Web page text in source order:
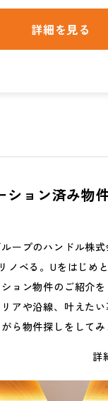
詳細を見る
ション済み物
ープのハンドル株
ノベる。Uをはじめ
ョン物件のご紹介を
アや沿線、叶えたい
ら物件探しをしてみ
詳